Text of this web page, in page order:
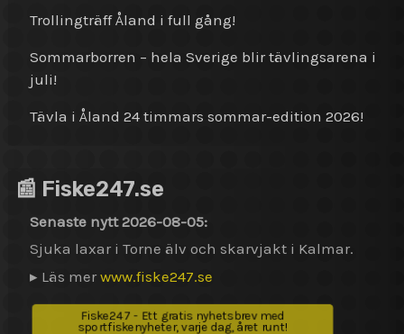
Trollingträff Åland i full gång!
Sommarborren – hela Sverige blir tävlingsarena i
juli!
Tävla i Åland 24 timmars sommar-edition 2026!
📰 Fiske247.se
Senaste nytt 2026-08-05:
Sjuka laxar i Torne älv och skarvjakt i Kalmar.
▸ Läs merwww.fiske247.se
Fiske247 - Ett gratis nyhetsbrev med
sportfiskenyheter, varje dag, året runt!